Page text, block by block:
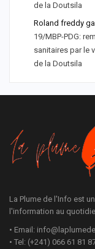
de la Doutsila
Roland freddy
19/MBP-PDG:
sanitaires par le
de la Doutsila
La Plume de l'Info est
l'information au
• Email:
• Tel: (+241) 066 61 81